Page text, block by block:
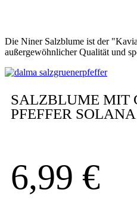
Die Niner Salzblume ist der
außergewöhnlicher Qualität und
SALZBLUME MIT
PFEFFER
6,99 €